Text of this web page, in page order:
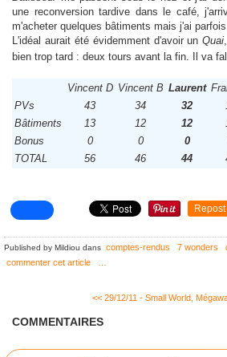
une reconversion tardive dans le café,
m'acheter quelques bâtiments mais j'ai
L'idéal aurait été évidemment d'avoir unQuai
bien trop tard : deux tours avant la fin. Il va
Vincent D Vincent B Laurent
PVs
43 34 32
Bâtiments
13 12 12
Bonus
0 0 0
TOTAL
56 46 44
Repost
Published by Mildiou dans comptes-rendus 7 wonders
commenter cet article
<< 29/12/11 - Small World,
COMMENTAIRES